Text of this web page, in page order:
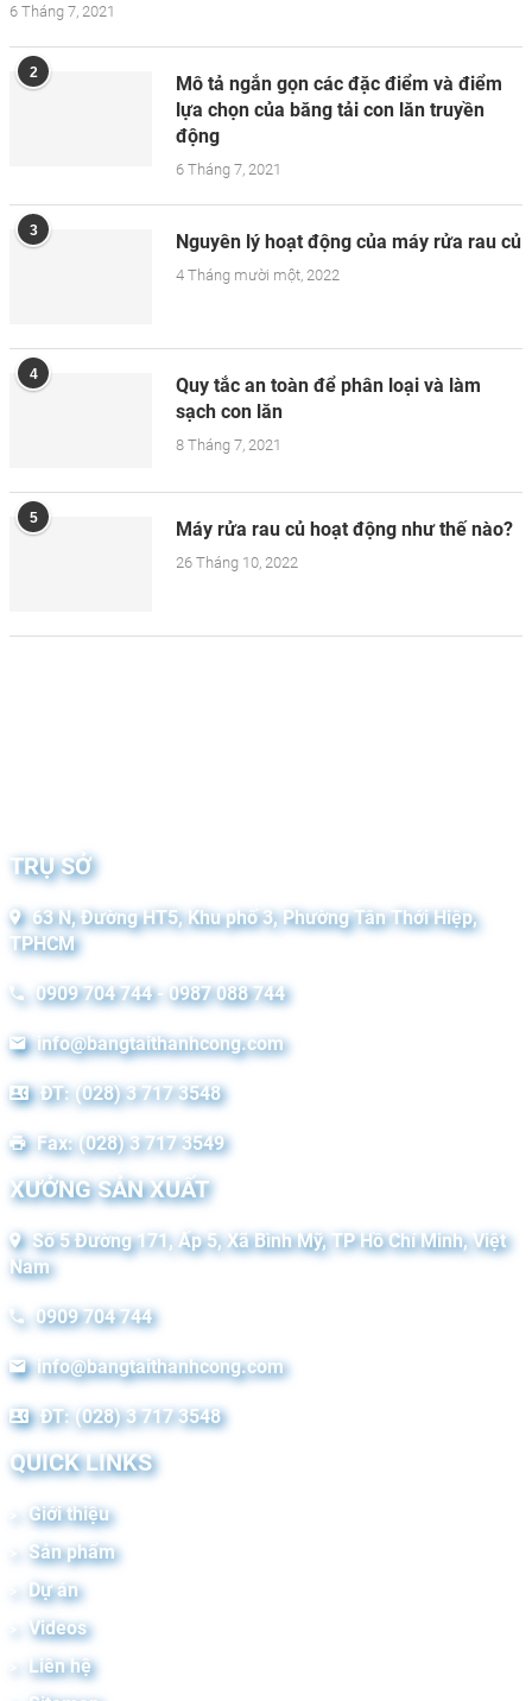
6 Tháng 7, 2021
2
Mô tả ngắn gọn các đặc điểm và điểm
lựa chọn của băng tải con lăn truyền
động
6 Tháng 7, 2021
3 Nguyên lý hoạt động của máy rửa rau củ
4 Tháng mười một, 2022
4
Quy tắc an toàn để phân loại và làm
sạch con lăn
8 Tháng 7, 2021
5 Máy rửa rau củ hoạt động như thế nào?
26 Tháng 10, 2022
TRỤ SỞ
63 N, Đường HT5, Khu phố 3, Phường Tân Thới Hiệp,
TPHCM
0909 704 744 - 0987 088 744
info@bangtaithanhcong.com
ĐT: (028) 3 717 3548
Fax: (028) 3 717 3549
XƯỞNG SẢN XUẤT
Số 5 Đường 171, Ấp 5, Xã Bình Mỹ, TP Hồ Chí Minh, Việt
Nam
0909 704 744
info@bangtaithanhcong.com
ĐT: (028) 3 717 3548
QUICK LINKS
Giới thiệu
Sản phẩm
Dự án
Videos
Liên hệ